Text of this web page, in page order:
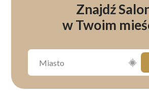
Znajdź
w Twoim